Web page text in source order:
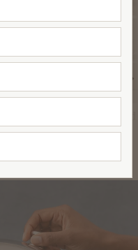
Pods